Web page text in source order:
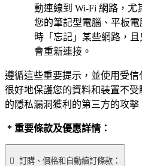
動連線到 Wi-Fi 網路，尤
您的筆記型電腦、平板
時「忘記」某些網路，
會重新連接。
遵循這些重要提示，並使用受
很好地保護您的資料和裝置不受
的隱私漏洞獲利的第三方的攻擊
* 重要條款及優惠詳情：
 訂購、價格和自動續訂條款：